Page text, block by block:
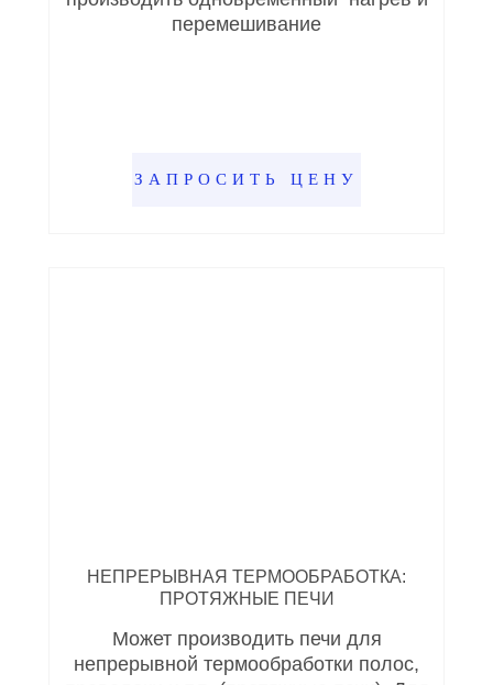
перемешивание
ЗАПРОСИТЬ ЦЕНУ
НЕПРЕРЫВНАЯ ТЕРМООБРАБОТКА:
ПРОТЯЖНЫЕ ПЕЧИ
Может производить печи для
непрерывной термообработки полос,